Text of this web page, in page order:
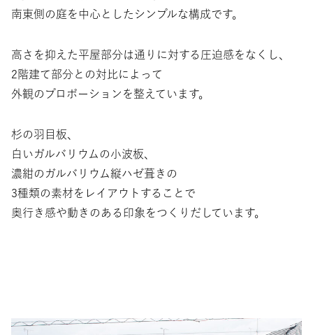
南東側の庭を中心としたシンプルな構成です。
高さを抑えた平屋部分は通りに対する圧迫感をなくし、
2階建て部分との対比によって
外観のプロポーションを整えています。
杉の羽目板、
白いガルバリウムの小波板、
濃紺のガルバリウム縦ハゼ葺きの
3種類の素材をレイアウトすることで
奥行き感や動きのある印象をつくりだしています。